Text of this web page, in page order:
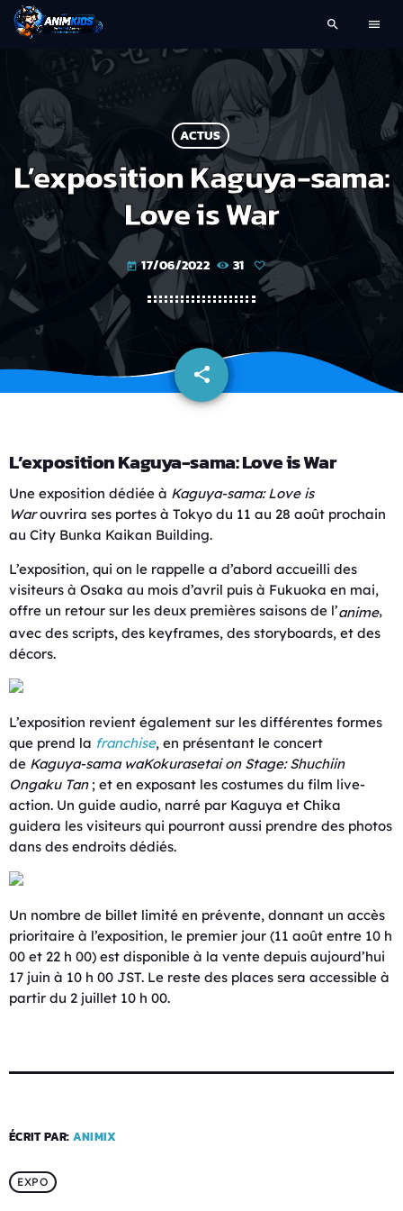
search menu
ACTUS
L’exposition Kaguya-sama:
Love is War
today 17/06/2022 31
share
email
L’exposition Kaguya-sama: Love is War
Une exposition dédiée à Kaguya-sama: Love is
Warouvrira ses portes à Tokyo du 11 au 28 août prochain
au City Bunka Kaikan Building.
L’exposition, qui on le rappelle a d’abord accueilli des
visiteurs à Osaka au mois d’avril puis à Fukuoka en mai,
offre un retour sur les deux premières saisons de l’anime,
avec des scripts, des keyframes, des storyboards, et des
décors.
L’exposition revient également sur les différentes formes
que prend la franchise, en présentant le concert
de Kaguya-sama waKokurasetai on Stage: Shuchiin
Ongaku Tan; et en exposant les costumes du film live-
action. Un guide audio, narré par Kaguya et Chika
guidera les visiteurs qui pourront aussi prendre des photos
dans des endroits dédiés.
Un nombre de billet limité en prévente, donnant un accès
prioritaire à l’exposition, le premier jour (11 août entre 10 h
00 et 22 h 00) est disponible à la vente depuis aujourd’hui
17 juin à 10 h 00 JST. Le reste des places sera accessible à
partir du 2 juillet 10 h 00.
ÉCRIT PAR: ANIMIX
EXPO